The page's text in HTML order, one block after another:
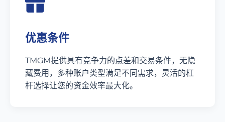
优惠条件
TMGM提供具有竞争力的点差和交易条件，无隐
藏费用，多种账户类型满足不同需求，灵活的杠
杆选择让您的资金效率最大化。